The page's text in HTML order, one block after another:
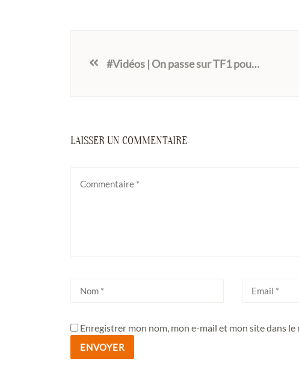
#Vidéos | On passe sur TF1 pour la Chandeleur 2022 !
LAISSER UN COMMENTAIRE
Enregistrer mon nom, mon e-mail et mon site dans